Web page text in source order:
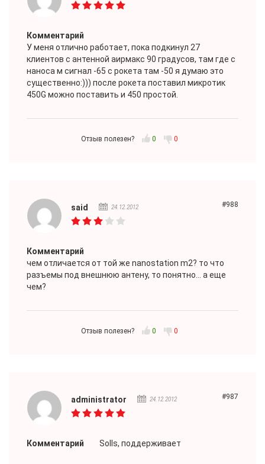
Комментарий
У меня отлично работает, пока подкинул 27
клиентов с антенной аирмакс 90 градусов, там где с
наноса м сигнал -65 с рокета там -50 я думаю это
существенно:))) после рокета поставил микротик
450G можно поставить и 450 простой.
Отзыв полезен? 0 0
#988
said 24.12.2012
Комментарий
чем отличается от той же nanostation m2? то что
разъемы под внешнюю антену, то понятно... а еще
чем?
Отзыв полезен? 0 0
#987
administrator 24.12.2012
Комментарий Solls, поддерживает